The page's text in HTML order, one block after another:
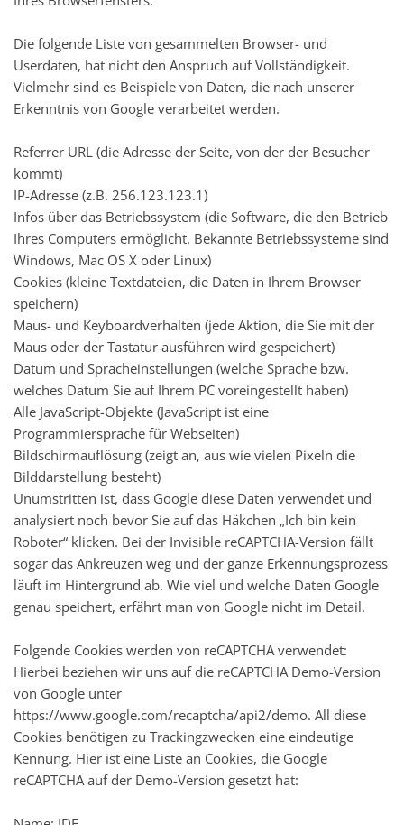
Die folgende Liste von gesammelten Browser- und
Userdaten, hat nicht den Anspruch auf Vollständigkeit.
Vielmehr sind es Beispiele von Daten, die nach unserer
Erkenntnis von Google verarbeitet werden.
Referrer URL (die Adresse der Seite, von der der Besucher
kommt)
IP-Adresse (z.B. 256.123.123.1)
Infos über das Betriebssystem (die Software, die den Betrieb
Ihres Computers ermöglicht. Bekannte Betriebssysteme sind
Windows, Mac OS X oder Linux)
Cookies (kleine Textdateien, die Daten in Ihrem Browser
speichern)
Maus- und Keyboardverhalten (jede Aktion, die Sie mit der
Maus oder der Tastatur ausführen wird gespeichert)
Datum und Spracheinstellungen (welche Sprache bzw.
welches Datum Sie auf Ihrem PC voreingestellt haben)
Alle JavaScript-Objekte (JavaScript ist eine
Programmiersprache für Webseiten)
Bildschirmauflösung (zeigt an, aus wie vielen Pixeln die
Bilddarstellung besteht)
Unumstritten ist, dass Google diese Daten verwendet und
analysiert noch bevor Sie auf das Häkchen „Ich bin kein
Roboter“ klicken. Bei der Invisible reCAPTCHA-Version fällt
sogar das Ankreuzen weg und der ganze Erkennungsprozess
läuft im Hintergrund ab. Wie viel und welche Daten Google
genau speichert, erfährt man von Google nicht im Detail.
Folgende Cookies werden von reCAPTCHA verwendet:
Hierbei beziehen wir uns auf die reCAPTCHA Demo-Version
von Google unter
https://www.google.com/recaptcha/api2/demo. All diese
Cookies benötigen zu Trackingzwecken eine eindeutige
Kennung. Hier ist eine Liste an Cookies, die Google
reCAPTCHA auf der Demo-Version gesetzt hat: